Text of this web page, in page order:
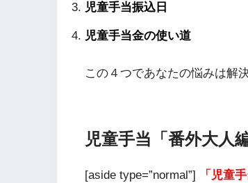
児童手当振込日
児童手当金の使い道
この４つであなたの悩みは解
児童手当「番外大人編
[aside type=”normal”] 「児童